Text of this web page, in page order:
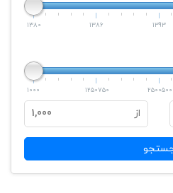
1380 1386 1393
1000 1250750 2500500
از 1,000